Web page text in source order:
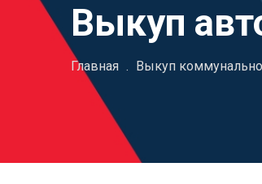
Выкуп
Главная . Выкуп